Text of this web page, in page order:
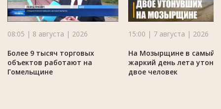
08:05 | 8 августа | 2026
Более 9 тысяч торговых
объектов работают на
Гомельщине
15:00 | 7 августа | 2026
На Мозырщине в самый
жаркий день лета
двое человек